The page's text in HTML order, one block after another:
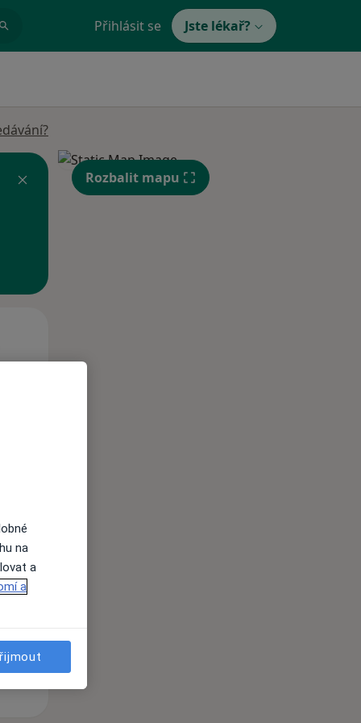
Přihlásit se Jste lékař?
Rozbalit mapu
na
a
a